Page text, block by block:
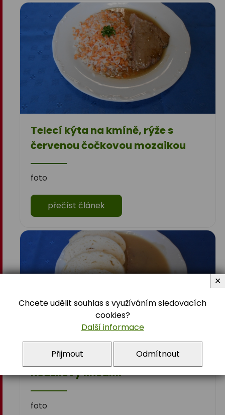
Telecí kýta na kmíně, rýže s
červenou čočkovou mozaikou
foto
přečíst článek
Telecí maso na smetaně,
houskový knedlík
foto
Chcete udělit souhlas s využíváním sledovacích
cookies?
Další informace
Přijmout Odmítnout
✕